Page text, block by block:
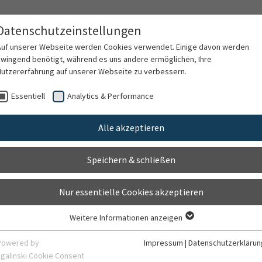
und Pneumologie
Klinik für Orthopädie
Salem, Heidelberg, hat sich über Jahre
Grund- und Regelversorger gemacht und
Heidelberg.
unserer Webseite werden Cookies verwendet. Einige davon werden
benötigt, während es uns andere ermöglichen, Ihre
auf unserer Webseite zu verbessern.
Essentiell Analytics & Performance
Alle akzeptieren
Speichern & schließen
Nur essentielle Cookies akzeptieren
Essentielle Cookies werden für grundlegende Funktionen der Webseite
benötigt. Dadurch ist gewährleistet, dass die Webseite einwandfrei
Weitere Informationen anzeigen
by
Cookie Consent
Impressum |